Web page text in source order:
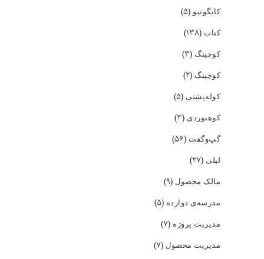
کانگونیو(۵)
کتاب (۱۳۸)
کوچینگ (۳)
کوچینگ (۲)
کوله‌پشتی (۵)
کوهنوردی (۳)
گپ‌و‌گفت (۵۶)
لیلی (۲۷)
مالک محصول (۹)
مدرسه‌ی دوازده (۵)
مدیریت پروژه (۷)
مدیریت محصول (۷)